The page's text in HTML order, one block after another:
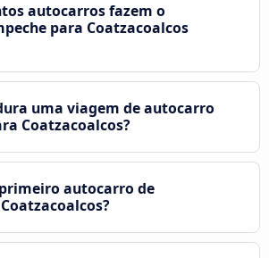
autocarros fazem o
para Coatzacoalcos
uma viagem de autocarro
Coatzacoalcos?
autocarro de